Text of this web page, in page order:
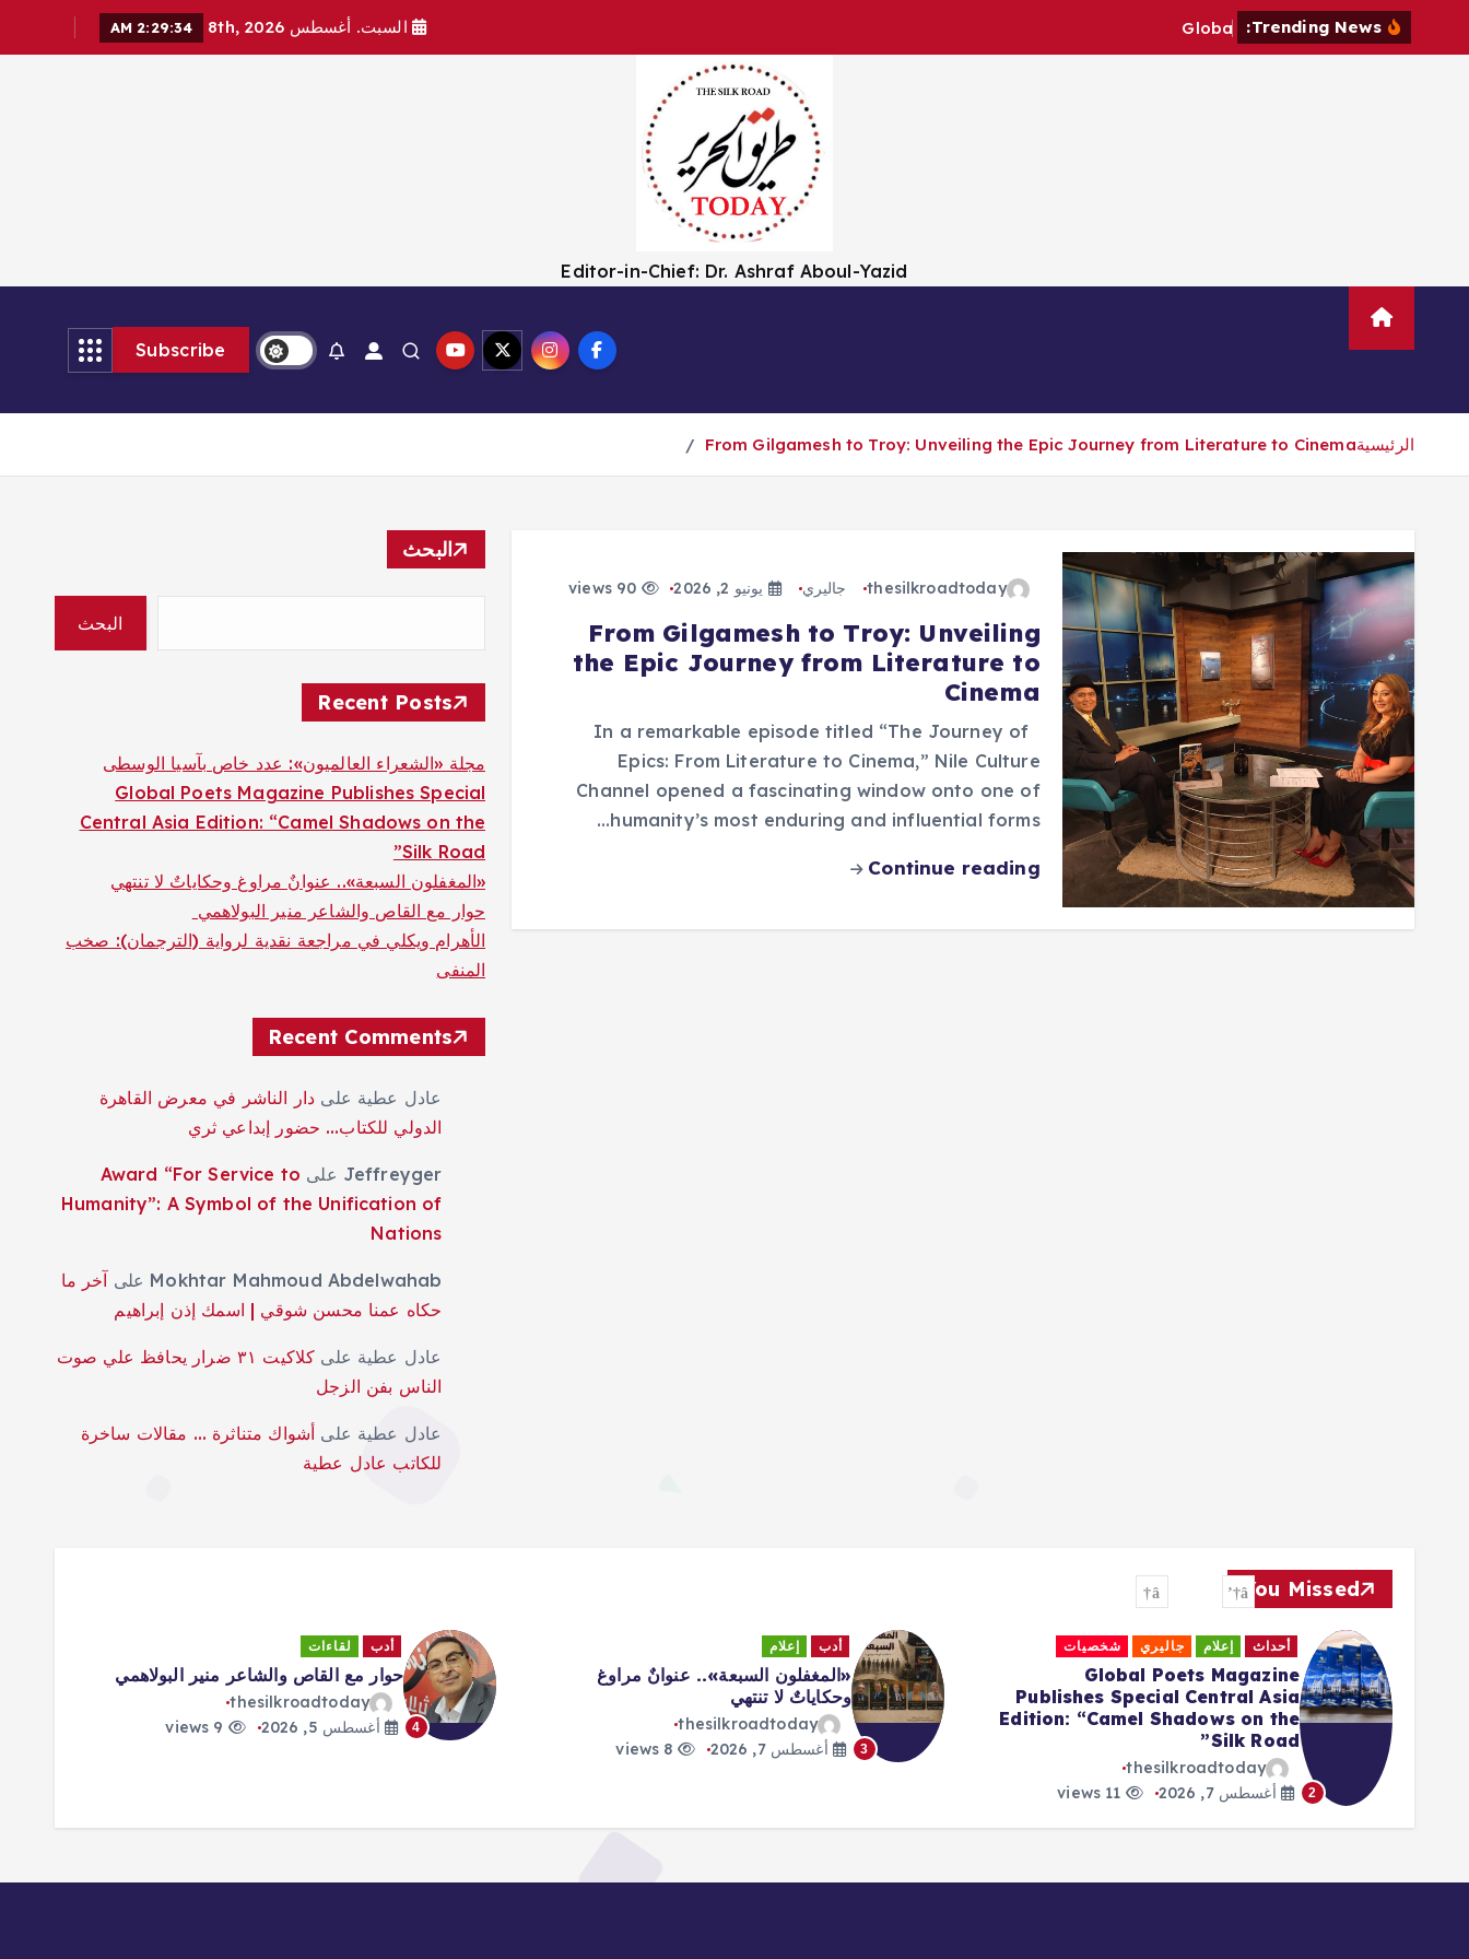
obal P السبت. أغسطس 8th, 2026 2:29:34 AM
Editor-in-Chief: Dr. Ashraf Aboul-Yazid
Subscribe
الرئيسيةFrom Gilgamesh to Troy: Unveiling the Epic Journey from Literature to Cinema
thesilkroadtoday جاليري يونيو 2, 2026
From Gilgamesh to Troy: Unveiling
the Epic Journey from Literature to
Cinema
In a remarkable episode titled “The Journey of
Epics: From Literature to Cinema,” Nile Culture
Channel opened a fascinating window onto one of
humanity’s most enduring and influential forms…
Continue reading
البحث
البحث
Recent Posts
مجلة «الشعراء العالميون»: عدد خاص بآسيا الوسطى
Global Poets Magazine Publishes Special
Central Asia Edition: “Camel Shadows on the
Silk Road”
«المغفلون السبعة».. عنوانٌ مراوغ وحكاياتٌ لا تنتهي
حوار مع القاص والشاعر منير البولاهمي
الأهرام ويكلي في مراجعة نقدية لرواية (الترجمان): صخب
المنفى
Recent Comments
عادل عطية على دار الناشر في معرض القاهرة
الدولي للكتاب… حضور إبداعي ثري
Jeffreyger على Award “For Service to
Humanity”: A Symbol of the Unification of
Nations
Mokhtar Mahmoud Abdelwahab على آخر ما
حكاه عمنا محسن شوقي | اسمك إذن إبراهيم
عادل عطية على
كلاكيت ٣١ ضرار يحافظ علي صوت
الناس بفن الزجل
عادل عطية على أشواك متناثرة … مقالات ساخرة
للكاتب عادل عطية
You Missed
2
أحداث إعلام جاليري شخصيات
Global Poets Magazine
Publishes Special Central Asia
Edition: “Camel Shadows on the
Silk Road”
thesilkroadtoday
أغسطس 7, 2026
3
أدب إعلام
«المغفلون السبعة».. عنوانٌ مراوغ
وحكاياتٌ لا تنتهي
thesilkroadtoday
أغسطس 7, 2026
4
أدب لقاءات
حوار مع القاص والشاعر منير البولاهمي
thesilkroadtoday
أغسطس 5, 2026